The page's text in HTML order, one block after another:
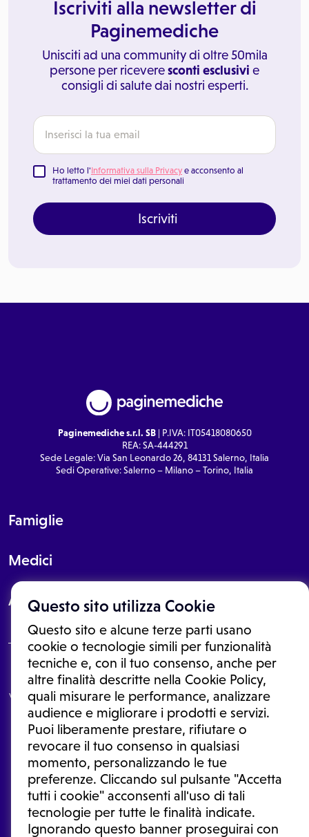
Questo sito utilizza Cookie
Questo sito e alcune terze parti usano
cookie o tecnologie simili per funzionalità
tecniche e, con il tuo consenso, anche per
altre finalità descritte nella Cookie Policy,
quali misurare le performance, analizzare
audience e migliorare i prodotti e servizi.
Puoi liberamente prestare, rifiutare o
revocare il tuo consenso in qualsiasi
momento, personalizzando le tue
preferenze. Cliccando sul pulsante "Accetta
tutti i cookie" acconsenti all'uso di tali
tecnologie per tutte le finalità indicate.
Ignorando questo banner proseguirai con
Iscriviti alla newsletter di
Paginemediche
Unisciti ad una community di oltre 50mila
persone per riceveresconti esclusivi e
consigli di salute dai nostri esperti.
Ho letto l'Informativa sulla Privacy e acconsento al
trattamento dei miei dati personali
Iscriviti
Paginemediche s.r.l. SB| P.IVA: IT05418080650
REA: SA-444291
Sede Legale: Via San Leonardo 26, 84131 Salerno, Italia
Sedi Operative: Salerno – Milano – Torino, Italia
Famiglie
Medici
About
Le informazioni proposte in questo sito non sono un consulto medico.
In nessun caso, queste informazioni sostituiscono un consulto, una
visita o una diagnosi formulata dal medico. Non si devono considerare
le informazioni disponibili come suggerimenti per la formulazione di
una diagnosi, la determinazione di un trattamento o l'assunzione o
sospensione di un farmaco senza prima consultare un medico di
medicina generale o uno specialista.
Condizioni di utilizzo|Privacy Policy |Gestione cookie
Ⓒ 2025 | Tutti i diritti riservati.